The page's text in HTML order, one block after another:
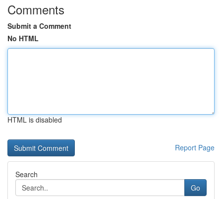
Comments
Submit a Comment
No HTML
HTML is disabled
Report Page
Search
Go